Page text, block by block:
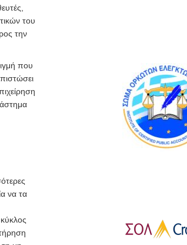
του
την
που
να τα